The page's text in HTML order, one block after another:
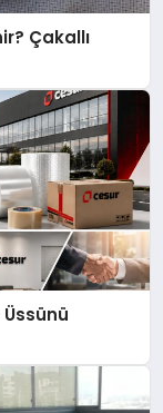
Çakallı